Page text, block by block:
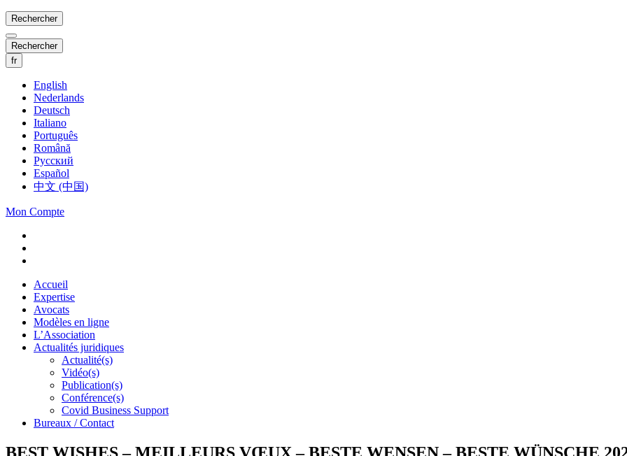
Rechercher
Rechercher
fr
English
Nederlands
Deutsch
Italiano
Português
Română
Русский
Español
中文 (中国)
Mon Compte
Accueil
Expertise
Avocats
Modèles en ligne
L’Association
Actualités juridiques
Actualité(s)
Vidéo(s)
Publication(s)
Conférence(s)
Covid Business Support
Bureaux / Contact